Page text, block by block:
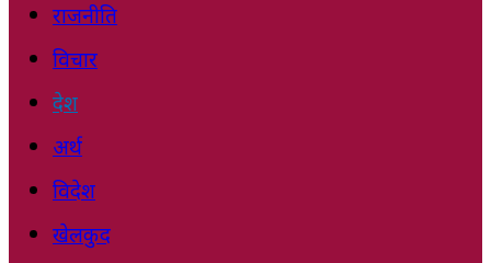
राजनीति
विचार
देश
अर्थ
विदेश
खेलकुद